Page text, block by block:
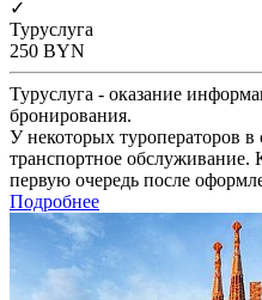
✓
Туруслуга
250 BYN
Туруслуга - оказание
бронирования.
У некоторых туроператоров в
транспортное обслуживание.
первую очередь после
Подробнее